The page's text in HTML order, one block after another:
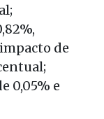
de
0,05% e